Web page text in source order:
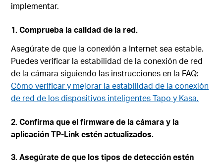
implementar.
1. Comprueba la calidad de la red.
Asegúrate de que la conexión a Internet sea estable.
Puedes verificar la estabilidad de la conexión de red
de la cámara siguiendo las instrucciones en la FAQ:
Cómo verificar y mejorar la estabilidad de la conexión
de red de los dispositivos inteligentes Tapo y Kasa.
2. Confirma que el firmware de la cámara y la
aplicación TP-Link estén actualizados.
3. Asegúrate de que los tipos de detección estén